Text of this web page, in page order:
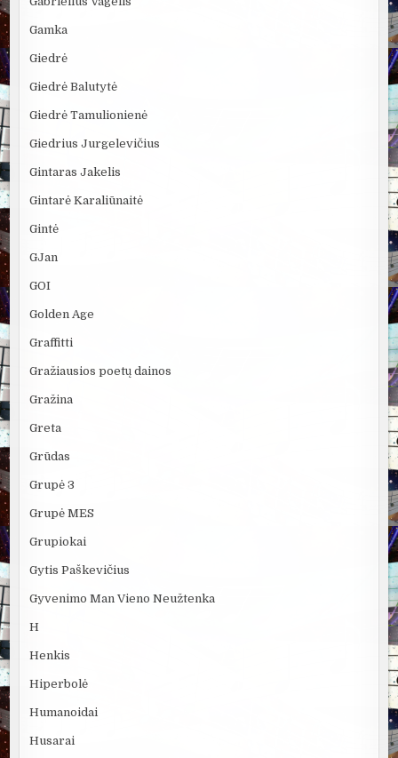
Gamka
Giedrė
Giedrė Balutytė
Giedrė Tamulionienė
Giedrius Jurgelevičius
Gintaras Jakelis
Gintarė Karaliūnaitė
Gintė
GJan
GOI
Golden Age
Graffitti
Gražiausios poetų dainos
Gražina
Greta
Grūdas
Grupė 3
Grupė MES
Grupiokai
Gytis Paškevičius
Gyvenimo Man Vieno Neužtenka
H
Henkis
Hiperbolė
Humanoidai
Husarai